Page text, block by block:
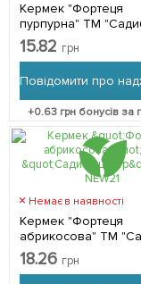
Кермек "Фортеця
пурпурна" ТМ
центр" 0.1г
15.82 грн
Повідомити про
+0.63 грн бонусів за
Немає в наявності
Кермек "Фортеця
абрикосова" ТМ
центр" 0.1г NEW
18.26 грн